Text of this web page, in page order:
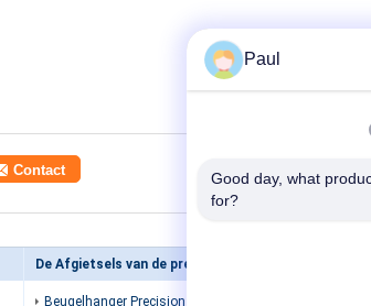
Beugelhanger Precision
Paul
Good day, what
for?